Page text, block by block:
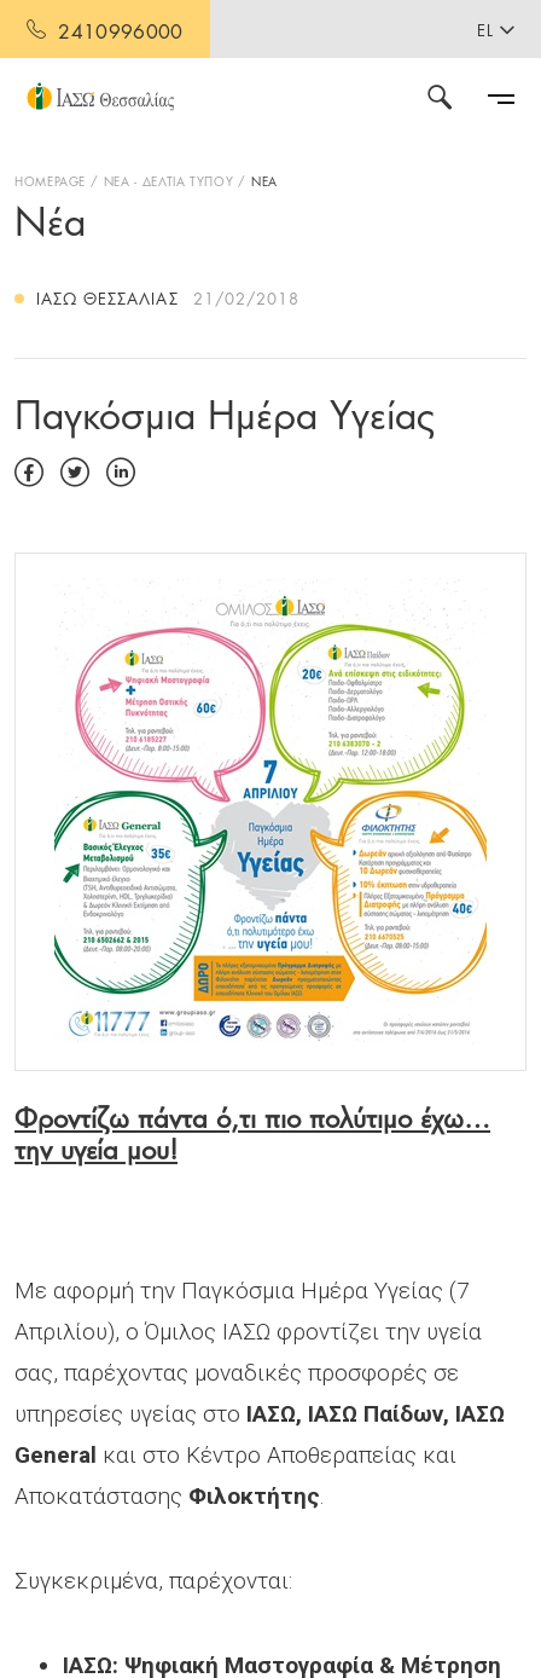
2410996000 EL
HOMEPAGE ΝΕΑ - ΔΕΛΤΙΑ ΤΥΠΟΥ ΝΕΑ
Νέα
ΙΑΣΩ ΘΕΣΣΑΛΊΑΣ 21/02/2018
Παγκόσμια Ημέρα Υγείας
Φροντίζω πάντα ό,τι πιο πολύτιμο έχω…
την υγεία μου!
Με αφορμή την Παγκόσμια Ημέρα Υγείας (7
Απριλίου), ο Όμιλος ΙΑΣΩ φροντίζει την υγεία
σας, παρέχοντας μοναδικές προσφορές σε
υπηρεσίες υγείας στο ΙΑΣΩ, ΙΑΣΩ Παίδων, ΙΑΣΩ
General και στο Κέντρο Αποθεραπείας και
Αποκατάστασης Φιλοκτήτης.
Συγκεκριμένα, παρέχονται:
ΙΑΣΩ: Ψηφιακή Μαστογραφία & Μέτρηση